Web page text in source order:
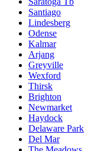
Santiago
Lindesberg
Odense
Kalmar
Arjang
Greyville
Wexford
Thirsk
Brighton
Newmarket
Haydock
Delaware Park
Del Mar